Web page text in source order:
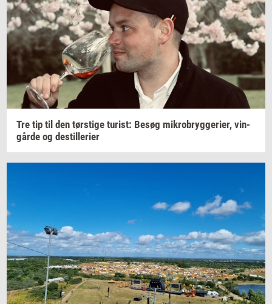
Tre tip til den tørsti­ge turist: Besøg mi­kro­bryg­ge­ri­er, vin­
går­de og destil­le­ri­er